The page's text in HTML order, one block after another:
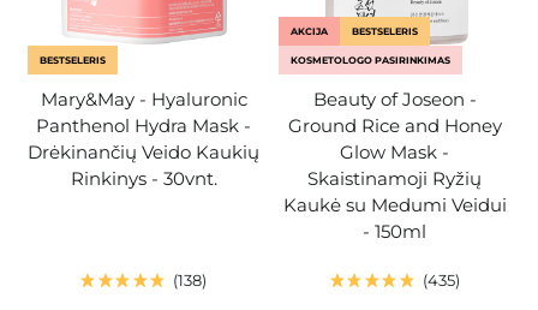
BESTSELERIS
Mary&May - Hyaluronic
Panthenol Hydra Mask -
Drėkinančių Veido Kaukių
Rinkinys - 30vnt.
138
AKCIJA BESTSELERIS
KOSMETOLOGO PASIRINKIMAS
Beauty of Joseon -
Ground Rice and Honey
Glow Mask -
Skaistinamoji Ryžių
Kaukė su Medumi Veidui
- 150ml
435